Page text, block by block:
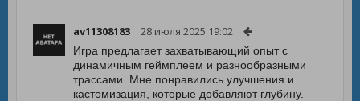
av11308183 28 июля 2025 19:02
Игра предлагает захватывающий опыт с
динамичным геймплеем и разнообразными
трассами. Мне понравились улучшения и
кастомизация, которые добавляют глубину.